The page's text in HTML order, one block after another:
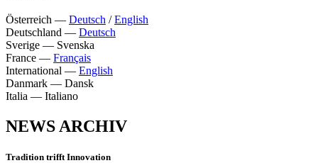
Österreich — Deutsch /English
Deutschland — Deutsch
Sverige — Svenska
France — Français
International — English
Danmark — Dansk
Italia — Italiano
NEWS ARCHIV
Tradition trifft Innovation